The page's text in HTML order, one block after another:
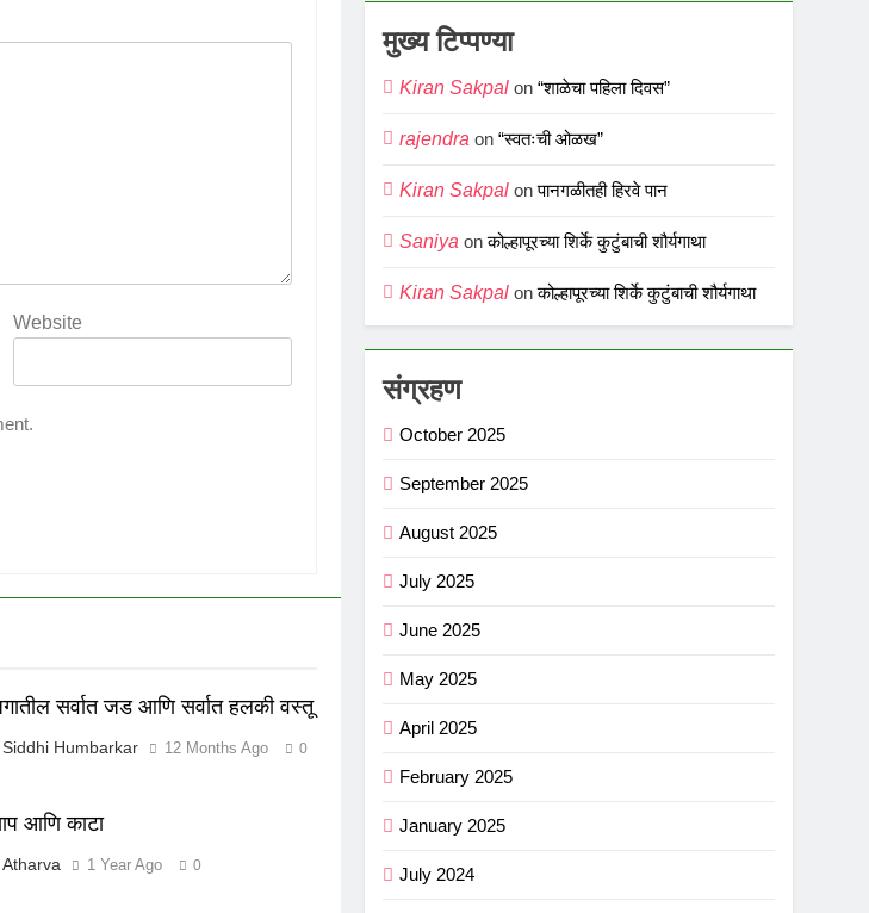
Website
सर्वात जड आणि सर्वात हलकी वस्तू
Siddhi Humbarkar 12 Months Ago 0
आणि काटा
Atharva 1 Year Ago 0
मुख्य टिप्पण्या
Kiran Sakpal on“शाळेचा पहिला दिवस”
rajendra on“स्वतःची ओळख”
Kiran Sakpal onपानगळीतही हिरवे पान
Saniya onकोल्हापूरच्या शिर्के कुटुंबाची शौर्यगाथा
Kiran Sakpal onकोल्हापूरच्या शिर्के कुटुंबाची शौर्यगाथा
संग्रहण
October 2025
September 2025
August 2025
July 2025
June 2025
May 2025
April 2025
February 2025
January 2025
July 2024